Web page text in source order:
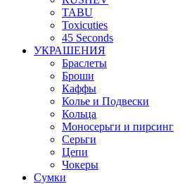
TABU
Toxicuties
45 Seconds
УКРАШЕНИЯ
Браслеты
Броши
Каффы
Колье и Подвески
Кольца
Моносерьги и пирсинг
Серьги
Цепи
Чокеры
Сумки